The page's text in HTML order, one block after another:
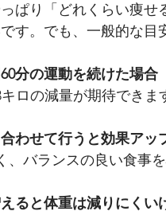
ぱり「どれくらい痩
す。でも、一般的な目
分の運動を続けた場合
キロの減量が期待できま
わせて行うと効果アッ
、バランスの良い食事
ると体重は減りにくい